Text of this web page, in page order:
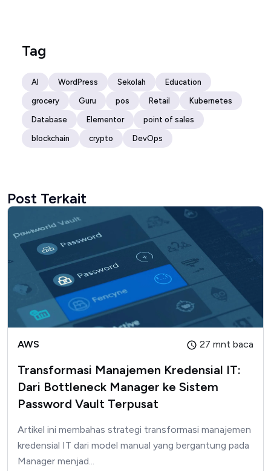
Tag
AI WordPress Sekolah Education
grocery Guru pos Retail Kubernetes
Database Elementor point of sales
blockchain crypto DevOps
Post Terkait
AWS 27 mnt baca
Transformasi Manajemen Kredensial IT:
Dari Bottleneck Manager ke Sistem
Password Vault Terpusat
Artikel ini membahas strategi transformasi manajemen
kredensial IT dari model manual yang bergantung pada
Manager menjad...